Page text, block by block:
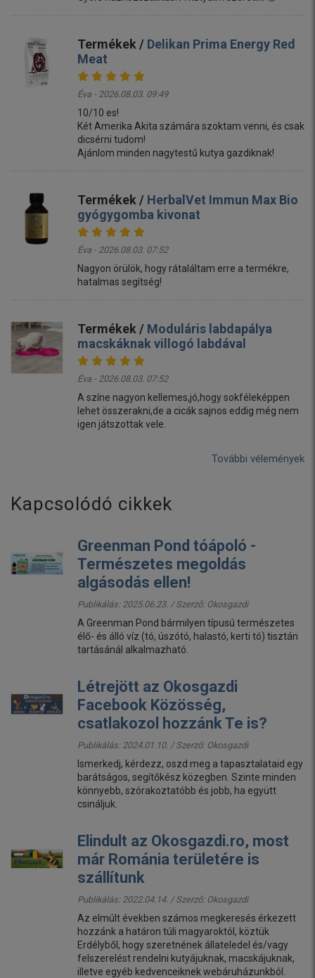
Termékek / Delikan Prima Energy Red
Meat
Éva - 2026.08.03. 09:49
10/10 es!
Két Amerika Akita számára szoktam venni, és csak
dicsérni tudom!
Ajánlom minden nagytestű kutya gazdiknak!
Termékek / HerbalVet Immun Max Bio
gyógygomba kivonat
Éva - 2026.08.03. 07:52
Nagyon örülök, hogy rátaláltam erre a termékre,
hatalmas segítség!
Termékek / Moduláris labdapálya
macskáknak villogó labdával
Éva - 2026.08.03. 07:52
A színe nagyon kellemes,jó,hogy sokféleképpen
lehet összerakni,de a cicák sajnos eddig még nem
igen játszottak vele.
További vélemények
Kapcsolódó cikkek
Greenman Pond tóápoló -
Természetes megoldás
algásodás ellen!
Publikálás: 2025.06.23. / Szerző: Okosgazdi
A Greenman Pond bármilyen típusú természetes
élő- és álló víz (tó, úszótó, halastó, kerti tó) tisztán
tartásánál alkalmazható.
Létrejött az Okosgazdi
Facebook Közösség,
csatlakozol hozzánk Te is?
Publikálás: 2024.01.10. / Szerző: Okosgazdi
Ismerkedj, kérdezz, oszd meg a tapasztalataid egy
barátságos, segítőkész közegben. Szinte minden
könnyebb, szórakoztatóbb és jobb, ha együtt
csináljuk.
Elindult az Okosgazdi.ro, most
már Románia területére is
szállítunk
Publikálás: 2022.04.14. / Szerző: Okosgazdi
Az elmúlt években számos megkeresés érkezett
hozzánk a határon túli magyaroktól, köztük
Erdélyből, hogy szeretnének állateledel és/vagy
felszerelést rendelni kutyájuknak, macskájuknak,
illetve egyéb kedvenceiknek webáruházunkból.